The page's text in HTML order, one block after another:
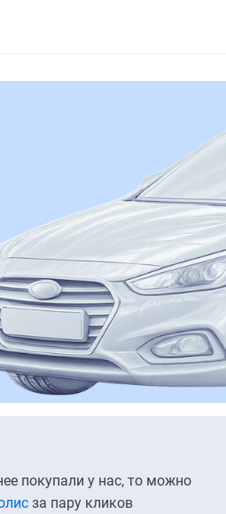
покупали у нас, то можно
за пару кликов